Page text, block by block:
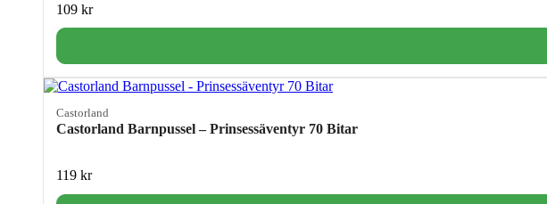
109 kr
Castorland
Castorland Barnpussel – Prinsessäventyr 70 Bitar
119 kr